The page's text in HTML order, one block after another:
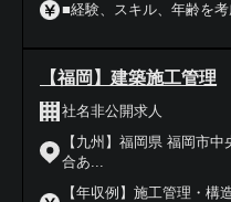
■経験、スキル、年齢を
【福岡】建築施工管理
社名非公開求人
【九州】福岡県 福岡市
合あ...
【年収例】施工管理・